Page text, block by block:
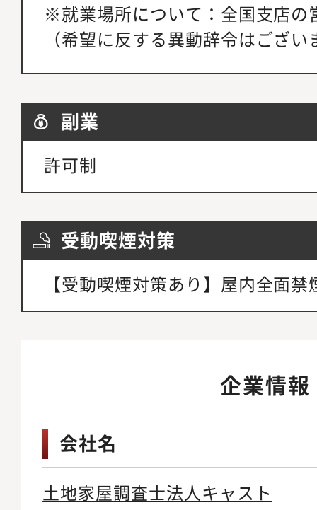
※就業場所について：全国支店の
（希望に反する異動辞令はござ
副業
許可制
受動喫煙対策
【受動喫煙対策あり】屋内全面禁
企業情報
会社名
土地家屋調査士法人キャスト